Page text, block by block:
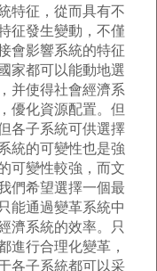
特征，從而具有不
征發生變動，不僅
會影響系統的特征
家都可以能動地選
并使得社會經濟系
優化資源配置。但
各子系統可供選擇
統的可變性也是強
可變性較強，而文
們希望選擇一個最
能通過變革系統中
濟系統的效率。只
進行合理化變革，
各子系統都可以采